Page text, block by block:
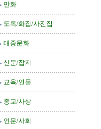
만화
도록/화집/사진집
대중문화
신문/잡지
교육/인물
종교/사상
인문/사회